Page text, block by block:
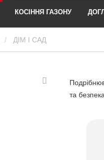
КОСІННЯ ГАЗОНУ
ДІМ І САД
та